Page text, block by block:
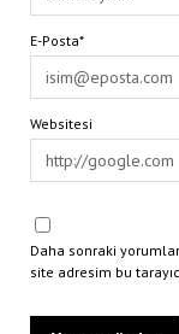
E-Posta*
Websitesi
Daha sonraki
site adresim bu